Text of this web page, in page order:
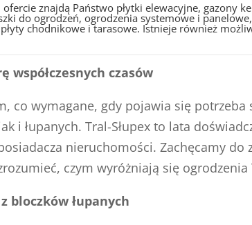
ofercie znajdą Państwo płytki elewacyjne, gazony
do ogrodzeń, ogrodzenia systemowe i
chodnikowe i tarasowe. Istnieje również
współczesnych czasów
co wymagane, gdy pojawia się
i łupanych. Tral-Słupex to lata
nieruchomości. Zachęcamy do
czym wyróżniają się ogrodzenia
bloczków łupanych